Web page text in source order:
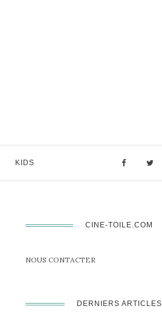
KIDS
CINE-TOILE.COM
NOUS CONTACTER
DERNIERS ARTICLES